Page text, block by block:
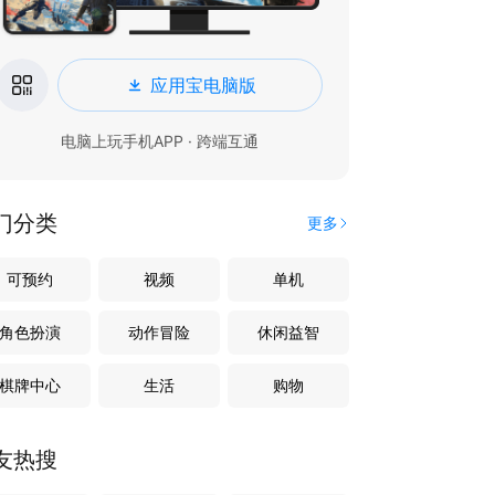
应用宝电脑版
电脑上玩手机APP · 跨端互通
分类 更多
可预约 视频 单机
角色扮演 动作冒险 休闲益智
棋牌中心 生活 购物
热搜